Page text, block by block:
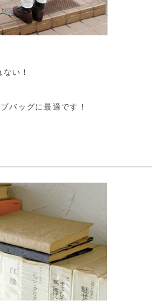
い！
バッグに最適です！